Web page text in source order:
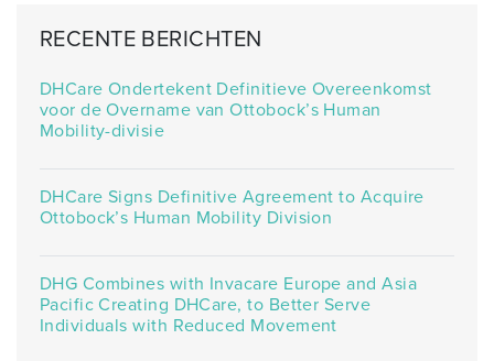
RECENTE BERICHTEN
DHCare Ondertekent Definitieve Overeenkomst
voor de Overname van Ottobock’s Human
Mobility-divisie
DHCare Signs Definitive Agreement to Acquire
Ottobock’s Human Mobility Division
DHG Combines with Invacare Europe and Asia
Pacific Creating DHCare, to Better Serve
Individuals with Reduced Movement